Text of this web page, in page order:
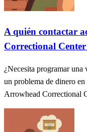
A quién contactar
Correctional
¿Necesita programar una
un problema de dinero
Arrowhead Correctional